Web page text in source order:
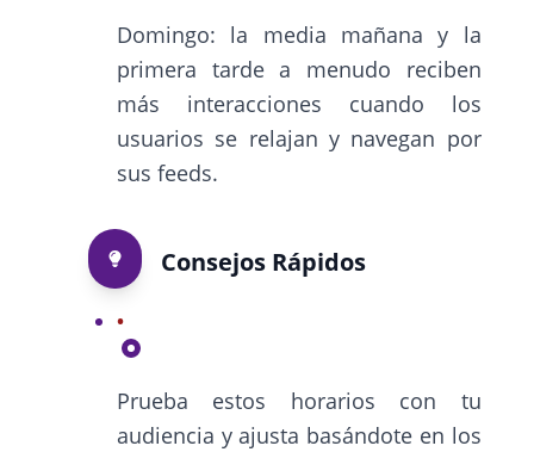
Domingo: la media mañana y la
primera tarde a menudo reciben
más interacciones cuando los
usuarios se relajan y navegan por
sus feeds.
Consejos Rápidos
Prueba estos horarios con tu
audiencia y ajusta basándote en los